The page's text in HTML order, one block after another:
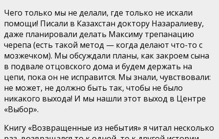
Чего только мы не делали, где только не искали
помощи! Писали в Казахстан доктору Назаралиеву,
даже планировали делать Максиму трепанацию
черепа (есть такой метод — когда делают что-то с
мозжечком). Мы обсуждали планы, как закроем сына
в подвале отцовского дома и будем держать на
цепи, пока он не исправится. Мы знали, чувствовали:
не может, не должно быть так, чтобы не было
никакого выхода! И мы нашли этот выход в Центре
«Выбор».
Книгу «Возвращенные из небытия» я читал несколько